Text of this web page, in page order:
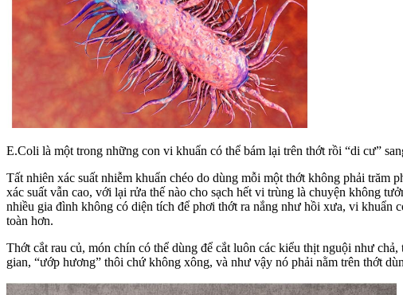
E.Coli là một trong những con vi khuẩn có thể bám lại trên thớt rồi “di cư”
Tất nhiên xác suất nhiễm khuẩn chéo do dùng mỗi một thớt không phải trăm
xác suất vẫn cao, với lại rửa thế nào cho sạch hết vi trùng là chuyện không
nhiều gia đình không có diện tích để phơi thớt ra nắng như hồi xưa, vi khuẩn
toàn hơn.
Thớt cắt rau củ, món chín có thể dùng để cắt luôn các kiểu thịt nguội như
gian, “ướp hương” thôi chứ không xông, và như vậy nó phải nằm trên thớt